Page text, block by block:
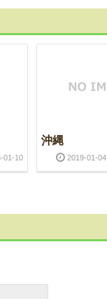
01-10
沖縄
2019-01-04